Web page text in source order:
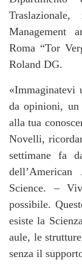
Management
Roma “Tor
Roland DG.
«Immaginatevi
da opinioni, un
alla tua
Novelli,
settimane fa
Science. –
possibile.
esiste la
aule, le
senza il